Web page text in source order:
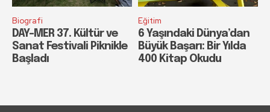
Biografi
DAY-MER 37. Kültür ve
Sanat Festivali Piknikle
Başladı
Eğitim
6 Yaşındaki Dünya’dan
Büyük Başarı: Bir Yılda
400 Kitap Okudu